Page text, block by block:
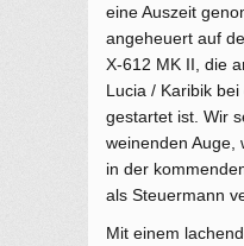
eine Auszeit
angeheuert auf
X-612 MK II, die
Lucia / Karibik
gestartet ist. Wir
weinenden Auge,
in der
als Steuermann
Mit einem